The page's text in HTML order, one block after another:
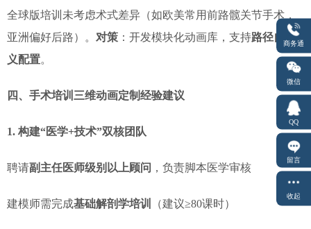
全球版培训未考虑术式差异（如欧美常用前路髋关节手术，
亚洲偏好后路）。 对策 ：开发模块化动画库，支持路径自定
义配置。
四、手术培训三维动画定制经验建议
1. 构建“医学+技术”双核团队
聘请副主任医师级别以上顾问 ，负责脚本医学审核
建模师需完成基础解剖学培训 （建议≥80课时）
商务通
微信
QQ
留言
收起